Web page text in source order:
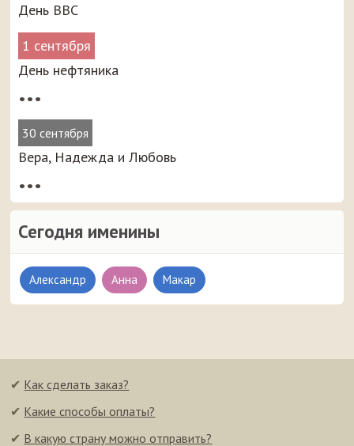
День ВВС
1 сентября
День нефтяника
•••
30 сентября
Вера, Надежда и Любовь
•••
Сегодня именины
Александр Анна Макар
✔ Как сделать заказ?
✔ Какие способы оплаты?
✔ В какую страну можно отправить?